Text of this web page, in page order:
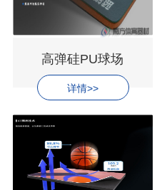
高弹硅PU球场
详情>>